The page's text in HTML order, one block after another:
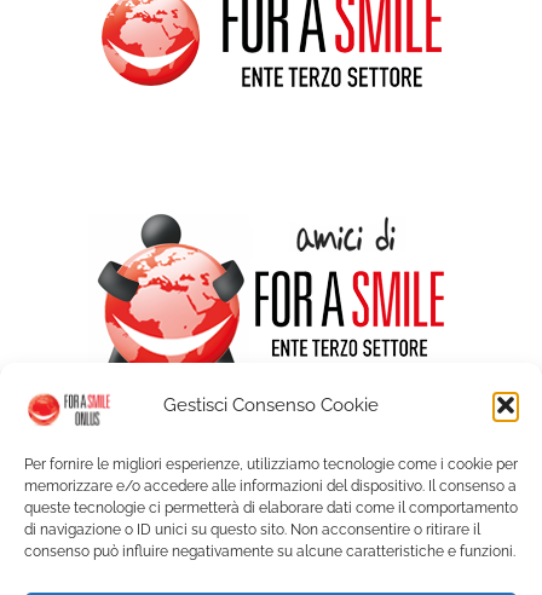
Gestisci Consenso Cookie
Per fornire le migliori esperienze, utilizziamo tecnologie come i cookie per
memorizzare e/o accedere alle informazioni del dispositivo. Il consenso a
queste tecnologie ci permetterà di elaborare dati come il comportamento
di navigazione o ID unici su questo sito. Non acconsentire o ritirare il
consenso può influire negativamente su alcune caratteristiche e funzioni.